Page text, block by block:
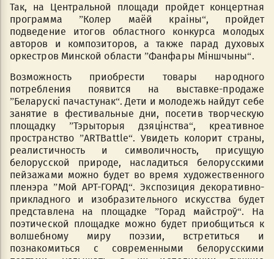
Так, на Центральной площади пройдет концертная
программа ”Колер маёй краіны“, пройдет
подведение итогов областного конкурса молодых
авторов и композиторов, а также парад духовых
оркестров Минской области ”Фанфары Міншчыны“.
Возможность приобрести товары народного
потребления появится на выставке-продаже
”Беларускі пачастунак“. Дети и молодежь найдут себе
занятие в фестивальные дни, посетив творческую
площадку ”Тэрыторыя дзяцінства“, креативное
пространство ”АRTBattle“. Увидеть колорит страны,
реалистичность и символичность, присущую
белорусской природе, насладиться белорусскими
пейзажами можно будет во время художественного
пленэра ”Мой АРТ-ГОРАД“. Экспозиция декоративно-
прикладного и изобразительного искусства будет
представлена на площадке ”Горад майстроў“. На
поэтической площадке можно будет приобщиться к
волшебному миру поэзии, встретиться и
познакомиться с современными белорусскими